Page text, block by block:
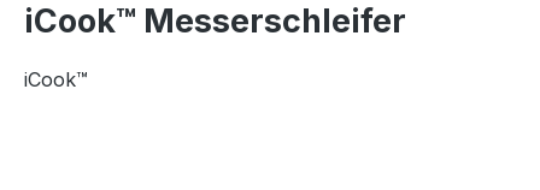
iCook™ Messerschleifer
iCook™